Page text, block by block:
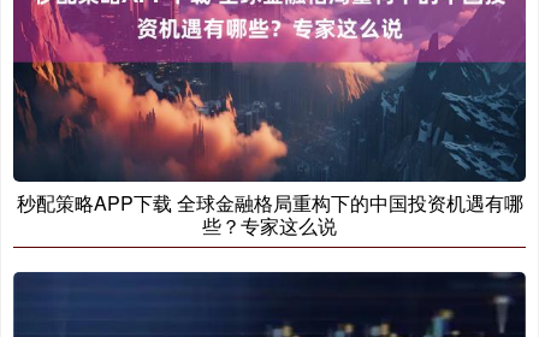
秒配策略APP下载 全球金融格局重构下的中国投资机遇有哪
些？专家这么说